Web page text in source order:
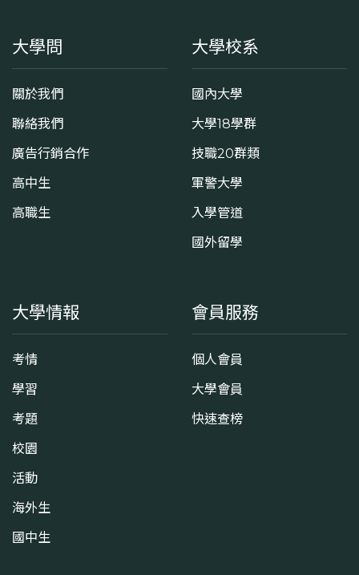
大學問
關於我們
聯絡我們
廣告行銷合作
高中生
高職生
大學校系
國內大學
大學18學群
技職20群類
軍警大學
入學管道
國外留學
大學情報
考情
學習
考題
校園
活動
海外生
國中生
會員服務
個人會員
大學會員
快速查榜